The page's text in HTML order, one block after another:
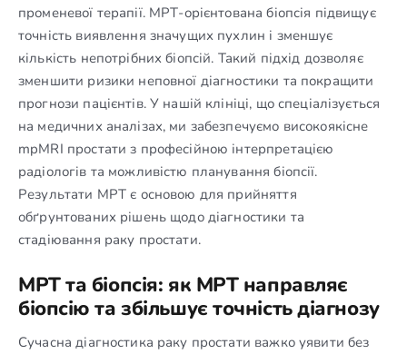
променевої терапії. МРТ-орієнтована біопсія підвищує
точність виявлення значущих пухлин і зменшує
кількість непотрібних біопсій. Такий підхід дозволяє
зменшити ризики неповної діагностики та покращити
прогнози пацієнтів. У нашій клініці, що спеціалізується
на медичних аналізах, ми забезпечуємо високоякісне
mpMRI простати з професійною інтерпретацією
радіологів та можливістю планування біопсії.
Результати МРТ є основою для прийняття
обґрунтованих рішень щодо діагностики та
стадіювання раку простати.
МРТ та біопсія: як МРТ направляє
біопсію та збільшує точність діагнозу
Сучасна діагностика раку простати важко уявити без